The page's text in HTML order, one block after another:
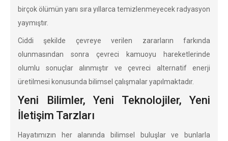
birçok ölümün yanı sıra yıllarca temizlenmeyecek radyasyon
yaymıştır.
Ciddi şekilde çevreye verilen zararların farkında
olunmasından sonra çevreci kamuoyu hareketlerinde
olumlu sonuçlar alınmıştır ve çevreci alternatif enerji
üretilmesi konusunda bilimsel çalışmalar yapılmaktadır.
Yeni Bilimler, Yeni Teknolojiler, Yeni
İletişim Tarzları
Hayatımızın her alanında bilimsel buluşlar ve bunlarla